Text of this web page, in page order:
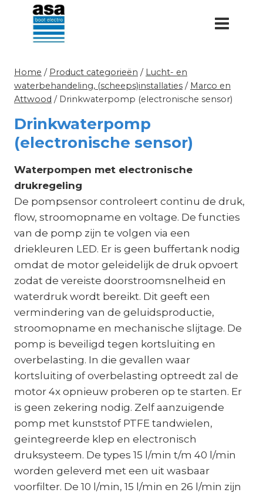
Doorgaan
inhoud
Home / Product categorieën / Lucht- en
waterbehandeling, (scheeps)installaties / Marco en
Attwood / Drinkwaterpomp (electronische sensor)
Drinkwaterpomp
(electronische sensor)
Waterpompen met electronische
drukregeling
De pompsensor controleert continu de druk,
flow, stroomopname en voltage. De functies
van de pomp zijn te volgen via een
driekleuren LED. Er is geen buffertank nodig
omdat de motor geleidelijk de druk opvoert
zodat de vereiste doorstroomsnelheid en
waterdruk wordt bereikt. Dit geeft een
vermindering van de geluidsproductie,
stroomopname en mechanische slijtage. De
pomp is beveiligd tegen kortsluiting en
overbelasting. In die gevallen waar
kortsluiting of overbelasting optreedt zal de
motor 4x opnieuw proberen op te starten. Er
is geen zekering nodig. Zelf aanzuigende
pomp met kunststof PTFE tandwielen,
geïntegreerde klep en electronisch
druksysteem. De types 15 l/min t/m 40 l/min
worden geleverd met een uit wasbaar
voorfilter. De 10 l/min, 15 l/min en 26 l/min zijn